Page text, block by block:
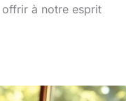
offrir à notre esprit